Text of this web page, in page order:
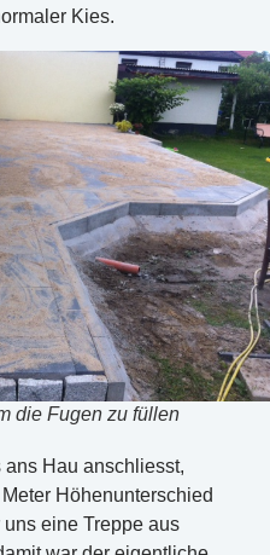
Kies.
die Fugen zu füllen
ans Hau anschliesst,
Höhenunterschied
eine Treppe aus